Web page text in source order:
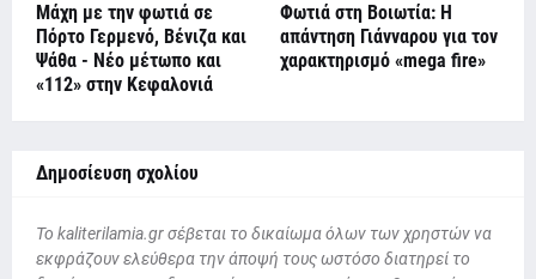
Μάχη με την φωτιά σε
Πόρτο Γερμενό, Βένιζα και
Ψάθα - Νέο μέτωπο και
«112» στην Κεφαλονιά
Φωτιά στη Βοιωτία: Η
απάντηση Γιάνναρου για τον
χαρακτηρισμό «mega fire»
Δημοσίευση σχολίου
To kaliterilamia.gr σέβεται το δικαίωμα όλων των χρηστών να
εκφράζουν ελεύθερα την άποψή τους ωστόσο διατηρεί το